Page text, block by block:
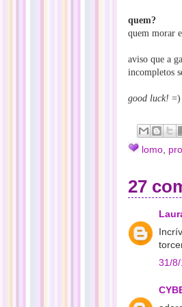
quem?
quem morar
aviso que a
incompletos
good luck! =)
lomo
27
31/8/